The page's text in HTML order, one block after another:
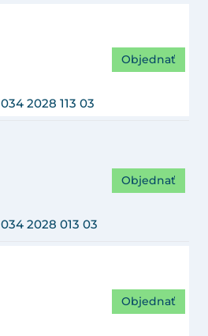
034 2028 113 03
Objednať
034 2028 013 03
Objednať
Objednať